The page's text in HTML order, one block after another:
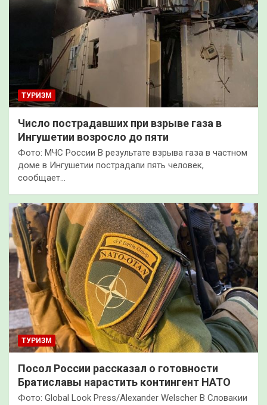
ТУРИЗМ
Число пострадавших при взрыве газа в
Ингушетии возросло до пяти
Фото: МЧС России В результате взрыва газа в частном
доме в Ингушетии пострадали пять человек,
сообщает…
ТУРИЗМ
Посол России рассказал о готовности
Братиславы нарастить контингент НАТО
Фото: Global Look Press/Alexander Welscher В Словакии